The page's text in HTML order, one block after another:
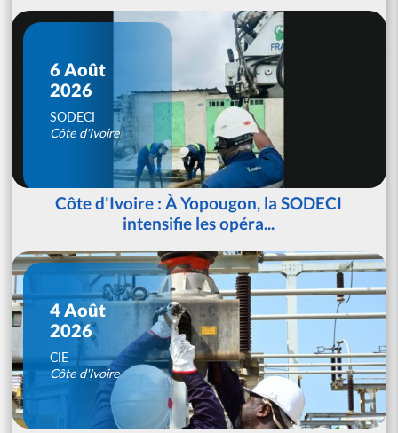
6 Août
2026
SODECI
Côte d'Ivoire
Côte d'Ivoire : À Yopougon, la SODECI
intensifie les opéra...
4 Août
2026
CIE
Côte d'Ivoire